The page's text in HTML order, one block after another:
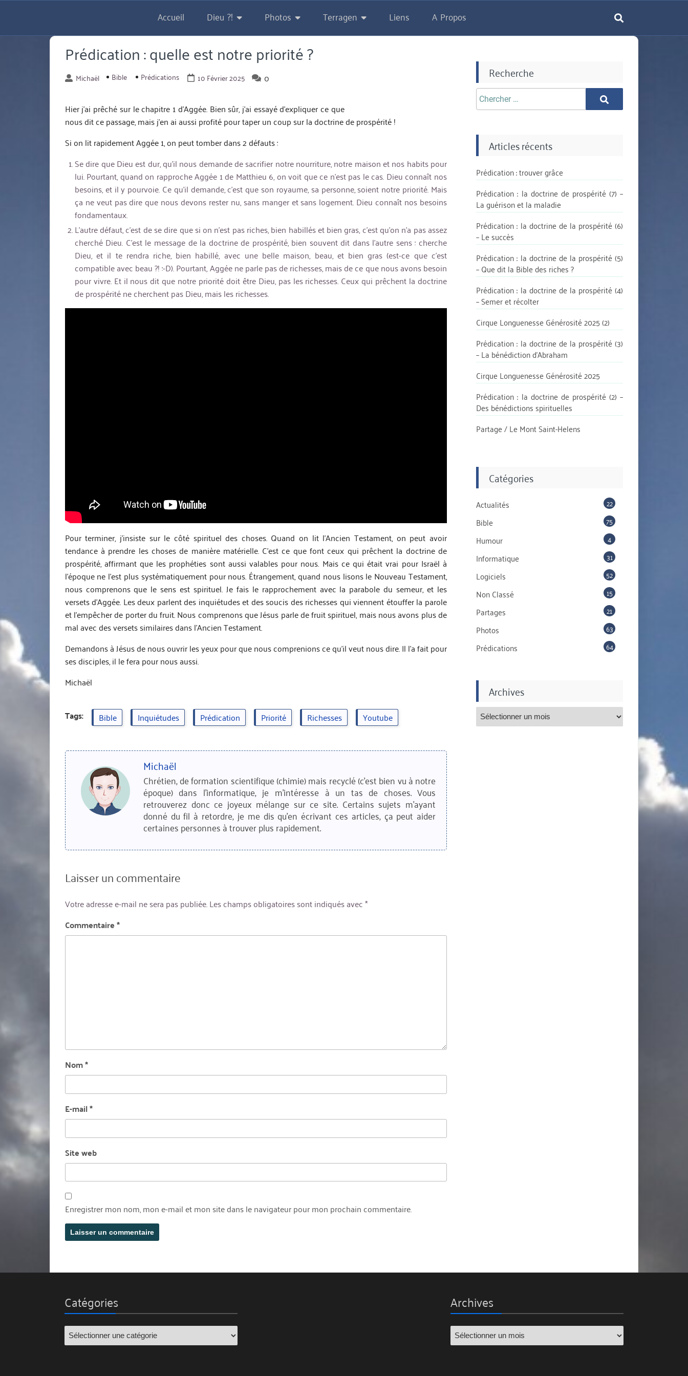
au
Accueil Dieu ?! Photos Terragen Liens A Propos
Prédication : quelle est notre priorité ?
Michaël Bible Prédications 10 Février 2025 0
Hier j’ai prêché sur le chapitre 1 d’Aggée. Bien sûr, j’ai essayé d’expliquer ce que
nous dit ce passage, mais j’en ai aussi profité pour taper un coup sur la doctrine de prospérité !
Si on lit rapidement Aggée 1, on peut tomber dans 2 défauts :
Se dire que Dieu est dur, qu’il nous demande de sacrifier notre nourriture, notre maison et nos habits pour
lui. Pourtant, quand on rapproche Aggée 1 de Matthieu 6, on voit que ce n’est pas le cas. Dieu connaît nos
besoins, et il y pourvoie. Ce qu’il demande, c’est que son royaume, sa personne, soient notre priorité. Mais
ça ne veut pas dire que nous devons rester nu, sans manger et sans logement. Dieu connaît nos besoins
fondamentaux.
L’autre défaut, c’est de se dire que si on n’est pas riches, bien habillés et bien gras, c’est qu’on n’a pas assez
cherché Dieu. C’est le message de la doctrine de prospérité, bien souvent dit dans l’autre sens : cherche
Dieu, et il te rendra riche, bien habillé, avec une belle maison, beau, et bien gras (est-ce que c’est
compatible avec beau ?! :-D). Pourtant, Aggée ne parle pas de richesses, mais de ce que nous avons besoin
pour vivre. Et il nous dit que notre priorité doit être Dieu, pas les richesses. Ceux qui prêchent la doctrine
de prospérité ne cherchent pas Dieu, mais les richesses.
Pour terminer, j’insiste sur le côté spirituel des choses. Quand on lit l’Ancien Testament, on peut avoir
tendance à prendre les choses de manière matérielle. C’est ce que font ceux qui prêchent la doctrine de
prospérité, affirmant que les prophéties sont aussi valables pour nous. Mais ce qui était vrai pour Israël à
l’époque ne l’est plus systématiquement pour nous. Étrangement, quand nous lisons le Nouveau Testament,
nous comprenons que le sens est spirituel. Je fais le rapprochement avec la parabole du semeur, et les
versets d’Aggée. Les deux parlent des inquiétudes et des soucis des richesses qui viennent étouffer la parole
et l’empêcher de porter du fruit. Nous comprenons que Jésus parle de fruit spirituel, mais nous avons plus de
mal avec des versets similaires dans l’Ancien Testament.
Demandons à Jésus de nous ouvrir les yeux pour que nous comprenions ce qu’il veut nous dire. Il l’a fait pour
ses disciples, il le fera pour nous aussi.
Michaël
Tags: Bible Inquiétudes Prédication Priorité Richesses Youtube
Michaël
Chrétien, de formation scientifique (chimie) mais recyclé (c'est bien vu à notre
époque) dans l'informatique, je m'intéresse à un tas de choses. Vous
retrouverez donc ce joyeux mélange sur ce site. Certains sujets m'ayant
donné du fil à retordre, je me dis qu'en écrivant ces articles, ça peut aider
certaines personnes à trouver plus rapidement.
Laisser un commentaire
Votre adresse e-mail ne sera pas publiée.Les champs obligatoires sont indiqués avec*
Commentaire*
Nom*
E-mail*
Site web
Enregistrer mon nom, mon e-mail et mon site dans le navigateur pour mon prochain commentaire.
Recherche
Chercher
aprè:
Chercher
Articles récents
Prédication : trouver grâce
Prédication : la doctrine de prospérité (7) –
La guérison et la maladie
Prédication : la doctrine de la prospérité (6)
– Le succès
Prédication : la doctrine de la prospérité (5)
– Que dit la Bible des riches ?
Prédication : la doctrine de la prospérité (4)
– Semer et récolter
Cirque Longuenesse Générosité 2025 (2)
Prédication : la doctrine de la prospérité (3)
– La bénédiction d’Abraham
Cirque Longuenesse Générosité 2025
Prédication : la doctrine de prospérité (2) –
Des bénédictions spirituelles
Partage / Le Mont Saint-Helens
Catégories
Actualités 22
Bible 75
Humour 4
Informatique 31
Logiciels 52
Non Classé 15
Partages 21
Photos 63
Prédications 64
Archives
Catégories Archives